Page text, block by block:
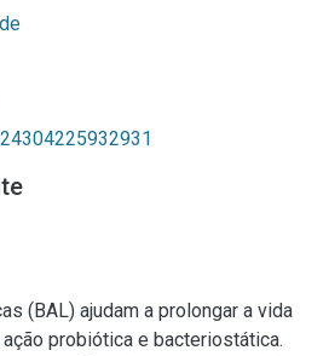
(BAL) ajudam a prolongar a vida
probiótica e bacteriostática.